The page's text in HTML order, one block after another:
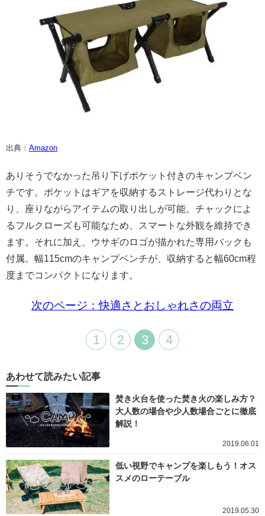
出典： Amazon
ありそうでなかった吊り下げポケット付きのキャンプベン
チです。ポケットはギアを収納するストレージ代わりとな
り、座りながらアイテムの取り出しが可能。チャックによ
るフルクローズも可能なため、スマートな外観を維持でき
ます。それに加え、ウサギのロゴが描かれた専用バックも
付属。幅115cmのキャンプベンチが、収納すると幅60cm程
度までコンパクトになります。
次のページ：快適さとおしゃれさの両立
1 2 3 4
あわせて読みたい記事
焚き火台を使った焚き火の楽しみ方？
大人数の場合や少人数場合ごとに徹底
解説！
2019.06.01
低い視野でキャンプを楽しもう！オス
スメのローテーブル
2019.05.30